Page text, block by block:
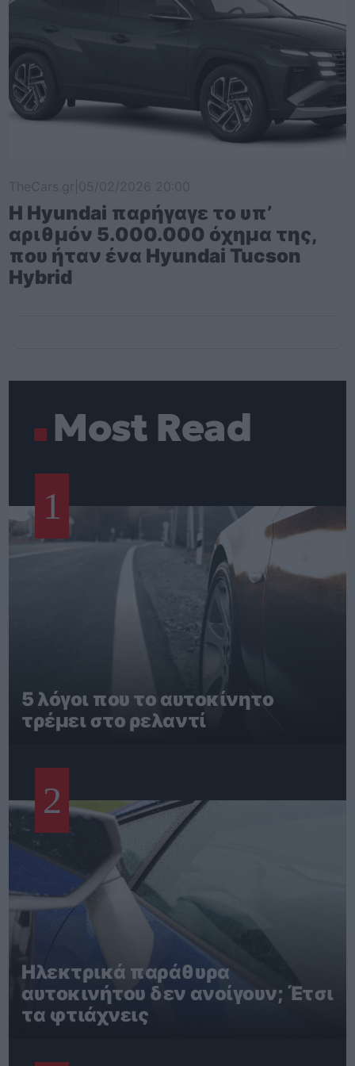
Η Hyundai παρήγαγε το υπ’
αριθμόν 5.000.000 όχημα της,
που ήταν ένα Hyundai Tucson
Hybrid
Most Read
1
5 λόγοι που το αυτοκίνητο
τρέμει στο ρελαντί
2
Ηλεκτρικά παράθυρα
αυτοκινήτου δεν ανοίγουν; Έτσι
τα φτιάχνεις